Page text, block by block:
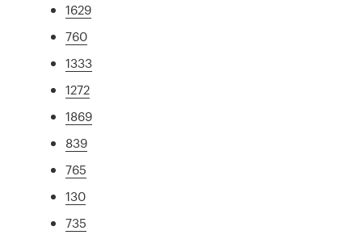
1629
760
1333
1272
1869
839
765
130
735